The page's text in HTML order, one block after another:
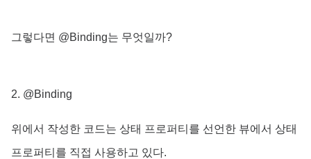
그렇다면 @Binding는 무엇일까?
2. @Binding
위에서 작성한 코드는 상태 프로퍼티를 선언한 뷰에서 상태
프로퍼티를 직접 사용하고 있다.